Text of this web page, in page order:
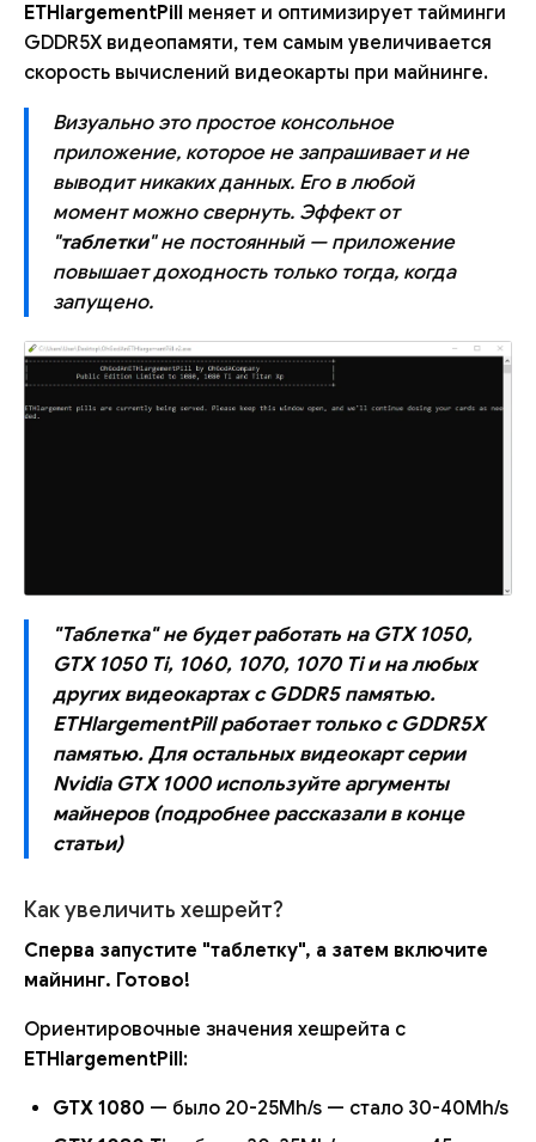
ETHlargementPill меняет и оптимизирует тайминги
GDDR5X видеопамяти, тем самым увеличивается
скорость вычислений видеокарты при майнинге.
Визуально это простое консольное
приложение, которое не запрашивает и не
выводит никаких данных. Его в любой
момент можно свернуть. Эффект от
"таблетки" не постоянный — приложение
повышает доходность только тогда, когда
запущено.
"Таблетка" не будет работать на GTX 1050,
GTX 1050 Ti, 1060, 1070, 1070 Ti и на любых
других видеокартах с GDDR5 памятью.
ETHlargementPill работает только с GDDR5X
памятью. Для остальных видеокарт серии
Nvidia GTX 1000 используйте аргументы
майнеров (подробнее рассказали в конце
статьи)
Как увеличить хешрейт?
Сперва запустите "таблетку", а затем включите
майнинг. Готово!
Ориентировочные значения хешрейта с
ETHlargementPill:
GTX 1080 — было 20-25Mh/s — стало 30-40Mh/s